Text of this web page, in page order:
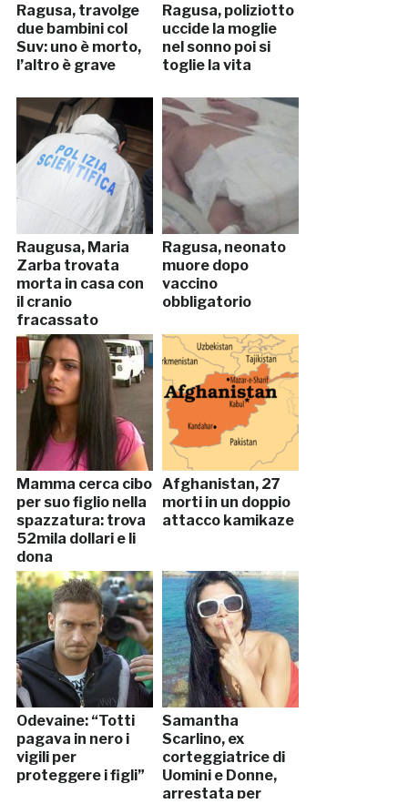
Ragusa, travolge
due bambini col
Suv: uno è morto,
l’altro è grave
Ragusa, poliziotto
uccide la moglie
nel sonno poi si
toglie la vita
Raugusa, Maria
Zarba trovata
morta in casa con
il cranio
fracassato
Ragusa, neonato
muore dopo
vaccino
obbligatorio
Mamma cerca cibo
per suo figlio nella
spazzatura: trova
52mila dollari e li
dona
Afghanistan, 27
morti in un doppio
attacco kamikaze
Odevaine: “Totti
pagava in nero i
vigili per
proteggere i figli”
Samantha
Scarlino, ex
corteggiatrice di
Uomini e Donne,
arrestata per